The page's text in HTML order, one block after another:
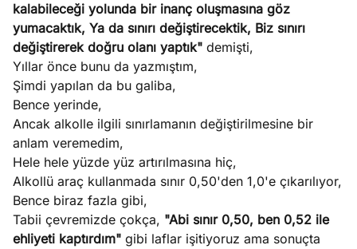
kalabileceği yolunda bir inanç oluşmasına göz
yumacaktık, Ya da sınırı değiştirecektik, Biz sınırı
değiştirerek doğru olanı yaptık" demişti,
Yıllar önce bunu da yazmıştım,
Şimdi yapılan da bu galiba,
Bence yerinde,
Ancak alkolle ilgili sınırlamanın değiştirilmesine bir
anlam veremedim,
Hele hele yüzde yüz artırılmasına hiç,
Alkollü araç kullanmada sınır 0,50'den 1,0'e çıkarılıyor,
Bence biraz fazla gibi,
Tabii çevremizde çokça, "Abi sınır 0,50, ben 0,52 ile
ehliyeti kaptırdım" gibi laflar işitiyoruz ama sonuçta